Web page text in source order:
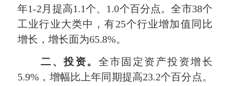
年1-2月提高1.1个、1.0个百分点。全市38个
工业行业大类中，有25个行业增加值同比
增长，增长面为65.8%。
二、投资。 全市固定资产投资增长
5.9%，增幅比上年同期提高23.2个百分点。